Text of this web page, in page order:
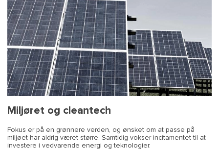
Miljøret og cleantech
Fokus er på en grønnere verden, og ønsket om at passe på
miljøet har aldrig været større. Samtidig vokser incitamentet til at
investere i vedvarende energi og teknologier.